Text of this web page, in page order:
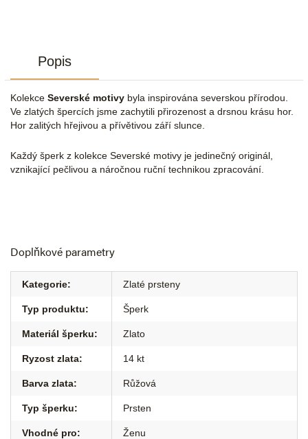
Popis
Kolekce Severské motivy byla inspirována severskou přírodou.
Ve zlatých špercích jsme zachytili přirozenost a drsnou krásu hor.
Hor zalitých hřejivou a přívětivou září slunce.
Každý šperk z kolekce Severské motivy je jedinečný originál,
vznikající pečlivou a náročnou ruční technikou zpracování.
Doplňkové parametry
Kategorie: Zlaté prsteny
Typ produktu: Šperk
Materiál šperku: Zlato
Ryzost zlata: 14 kt
Barva zlata: Růžová
Typ šperku: Prsten
Vhodné pro: Ženu